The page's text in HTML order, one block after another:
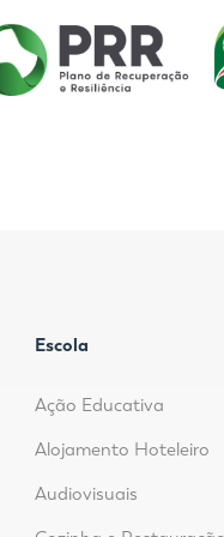
Escola
Ação Educativa
Alojamento Hoteleiro
Audiovisuais